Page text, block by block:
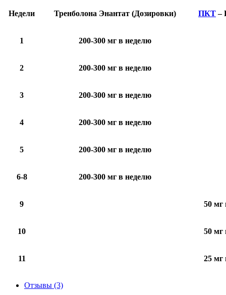
Недели Тренболона Энантат (Дозировки) ПКТ–
1 200-300 мг в неделю
2 200-300 мг в неделю
3 200-300 мг в неделю
4 200-300 мг в неделю
5 200-300 мг в неделю
6-8 200-300 мг в неделю
9 50 мг
10 50 мг
11 25 мг
Отзывы (3)